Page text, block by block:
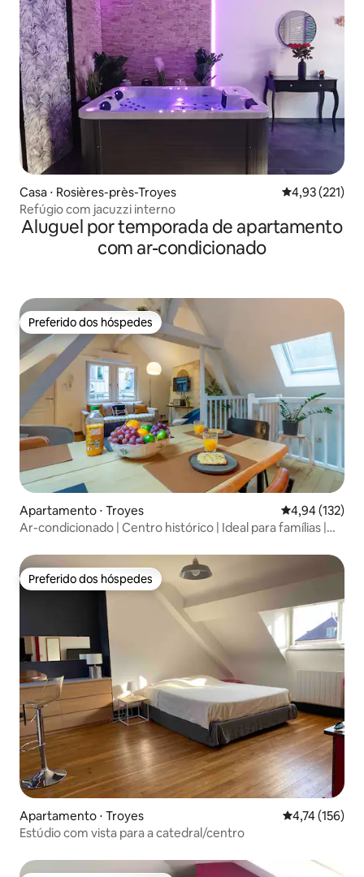
Casa ⋅ Rosières-près-Troyes 4,93 de uma
4,93 (221)
Refúgio com jacuzzi interno
Aluguel por temporada de apartamento
com ar-condicionado
Preferido dos hóspedes
Preferido dos hóspedes
Apartamento ⋅ Troyes 4,94 de uma
4,94 (132)
Ar-condicionado | Centro histórico | Ideal para famílias |
Preferido dos hóspedes
Preferido dos hóspedes
Apartamento ⋅ Troyes 4,74 de uma
4,74 (156)
Estúdio com vista para a catedral/centro